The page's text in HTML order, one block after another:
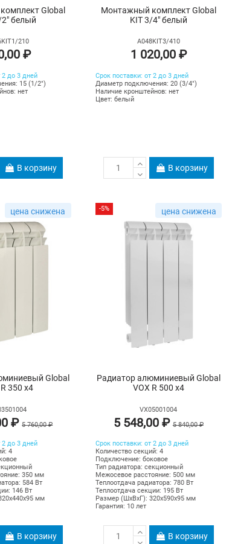
Global
2" белый
210
₽
2 до 3 дней
15 (1/2")
нет
В корзину
Монтажный комплект Global
KIT 3/4" белый
A048KIT3/410
1 020,00 ₽
Срок поставки: от 2 до 3 дней
Диаметр подключения: 20 (3/4")
Наличие кронштейнов: нет
Цвет: белый
В корзину
цена снижена
Global
350 х4
₽5 760,00 ₽
2 до 3 дней
4
350 мм
584 Вт
146 Вт
мм
В корзину
цена снижена
-5%
Радиатор алюминиевый Global
VOX R 500 х4
VX05001004
5 548,00 ₽5 840,00 ₽
Срок поставки: от 2 до 3 дней
Количество секций: 4
Подключение: боковое
Тип радиатора: секционный
Межосевое расстояние: 500 мм
Теплоотдача радиатора: 780 Вт
Теплоотдача секции: 195 Вт
Размер (ШхВхГ): 320х590х95 мм
Гарантия: 10 лет
В корзину